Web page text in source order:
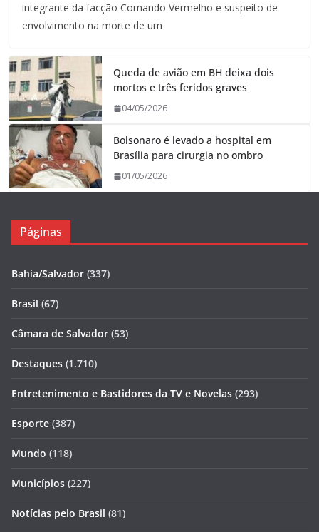
integrante da facção Comando Vermelho e suspeito de
envolvimento na morte de um
Queda de avião em BH deixa dois
mortos e três feridos graves
04/05/2026
Bolsonaro é levado a hospital em
Brasília para cirurgia no ombro
01/05/2026
Páginas
Bahia/Salvador (337)
Brasil (67)
Câmara de Salvador (53)
Destaques (1.710)
Entretenimento e Bastidores da TV e Novelas (293)
Esporte (387)
Mundo (118)
Municípios (227)
Notícias pelo Brasil (81)